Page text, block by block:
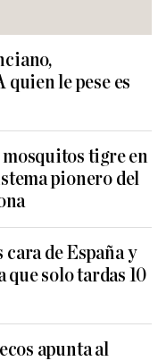
quien le pese es
tigre en
pionero del
cara de España y
solo tardas 10
apunta al